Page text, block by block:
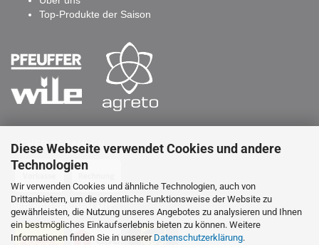
Diese Webseite verwendet Cookies und andere
Technologien
Wir verwenden Cookies und ähnliche Technologien, auch von
Drittanbietern, um die ordentliche Funktionsweise der Website zu
gewährleisten, die Nutzung unseres Angebotes zu analysieren und Ihnen
ein bestmögliches Einkaufserlebnis bieten zu können. Weitere
Informationen finden Sie in unserer Datenschutzerklärung.
Top-Produkte der Saison
SICHER BEZAHLEN
WIR VERSENDEN MIT